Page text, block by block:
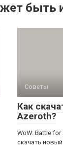
быть
Советы
Как
Azeroth?
WoW: Battle
скачать